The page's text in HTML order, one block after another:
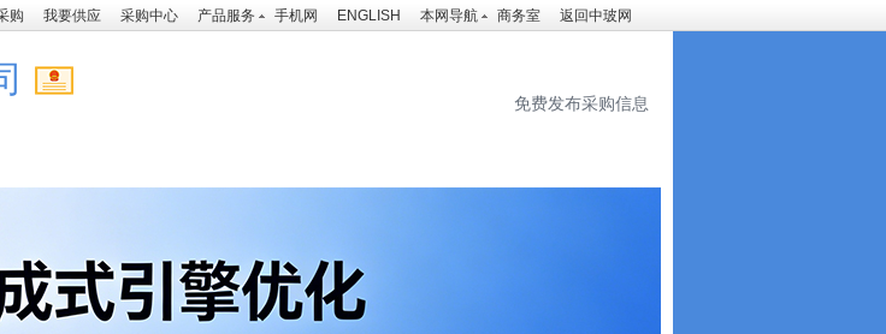
购 我要供应 采购中心 产品服务 手机网 ENGLISH 本网导航 商务室 返回中玻网
免费发布采购信息